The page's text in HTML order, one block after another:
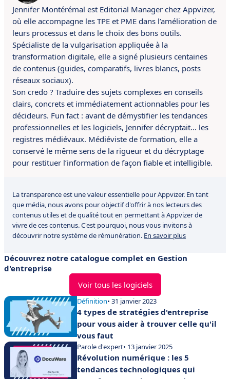
Jennifer Montérémal est Editorial Manager chez Appvizer,
où elle accompagne les TPE et PME dans l’amélioration de
leurs processus et dans le choix des bons outils.
Spécialiste de la vulgarisation appliquée à la
transformation digitale, elle a signé plusieurs centaines
de contenus (guides, comparatifs, livres blancs, posts
réseaux sociaux).
Son credo ? Traduire des sujets complexes en conseils
clairs, concrets et immédiatement actionnables pour les
décideurs. Fun fact : avant de démystifier les tendances
professionnelles et les logiciels, Jennifer décryptait… les
registres médiévaux. Médiéviste de formation, elle a
conservé le même sens de la rigueur et du décryptage
pour restituer l’information de façon fiable et intelligible.
La transparence est une valeur essentielle pour Appvizer. En tant
que média, nous avons pour objectif d'offrir à nos lecteurs des
contenus utiles et de qualité tout en permettant à Appvizer de
vivre de ces contenus. C'est pourquoi, nous vous invitons à
découvrir notre système de rémunération. En savoir plus
Découvrez notre catalogue complet en Gestion
d'entreprise
Voir tous les logiciels
Définition• 31 janvier 2023
4 types de stratégies d'entreprise
pour vous aider à trouver celle qu'il
vous faut
Parole d'expert• 13 janvier 2025
Révolution numérique : les 5
tendances technologiques qui